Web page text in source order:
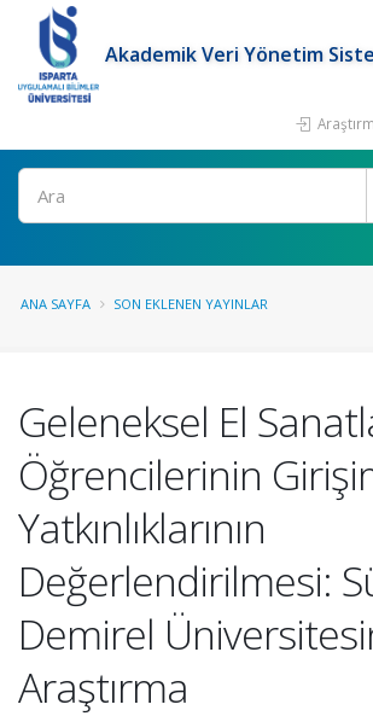
Akademik Veri Yönetim
Ara
ANA SAYFA SON EKLENEN YAYINLAR
Geleneksel El
Öğrencilerinin
Yatkınlıklarının
Değerlendirilmesi:
Demirel
Araştırma